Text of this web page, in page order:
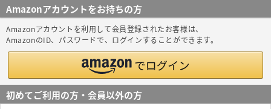
Amazonアカウントをお持ちの方
Amazonアカウントを利用して会員登録されたお客様は、
AmazonのID、パスワードで、ログインすることができます。
初めてご利用の方・会員以外の方